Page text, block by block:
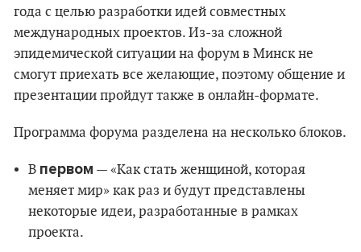
года с целью разработки идей совместных
международных проектов. Из-за сложной
эпидемической ситуации на форум в Минск не
смогут приехать все желающие, поэтому общение и
презентации пройдут также в онлайн-формате.
Программа форума разделена на несколько блоков.
В первом — «Как стать женщиной, которая
меняет мир» как раз и будут представлены
некоторые идеи, разработанные в рамках
проекта.